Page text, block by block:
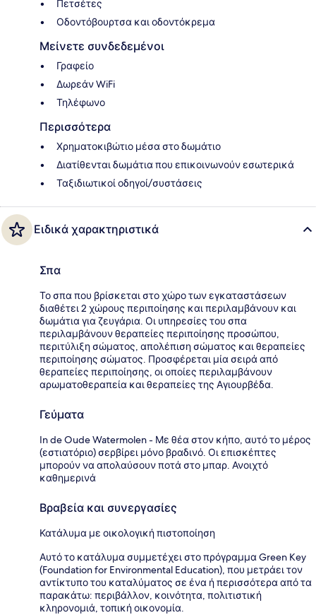
Πετσέτες
Οδοντόβουρτσα και οδοντόκρεμα
Μείνετε συνδεδεμένοι
Γραφείο
Δωρεάν WiFi
Τηλέφωνο
Περισσότερα
Χρηματοκιβώτιο μέσα στο δωμάτιο
Διατίθενται δωμάτια που επικοινωνούν εσωτερικά
Ταξιδιωτικοί οδηγοί/συστάσεις
Ειδικά χαρακτηριστικά
Σπα
Το σπα που βρίσκεται στο χώρο των εγκαταστάσεων
διαθέτει 2 χώρους περιποίησης και περιλαμβάνουν και
δωμάτια για ζευγάρια. Οι υπηρεσίες του σπα
περιλαμβάνουν θεραπείες περιποίησης προσώπου,
περιτύλιξη σώματος, απολέπιση σώματος και θεραπείες
περιποίησης σώματος. Προσφέρεται μία σειρά από
θεραπείες περιποίησης, οι οποίες περιλαμβάνουν
αρωματοθεραπεία και θεραπείες της Αγιουρβέδα.
Γεύματα
In de Oude Watermolen - Με θέα στον κήπο, αυτό το μέρος
(εστιατόριο) σερβίρει μόνο βραδινό. Οι επισκέπτες
μπορούν να απολαύσουν ποτά στο μπαρ. Ανοιχτό
καθημερινά
Βραβεία και συνεργασίες
Κατάλυμα με οικολογική πιστοποίηση
Αυτό το κατάλυμα συμμετέχει στο πρόγραμμα Green Key
(Foundation for Environmental Education), που μετράει τον
αντίκτυπο του καταλύματος σε ένα ή περισσότερα από τα
παρακάτω: περιβάλλον, κοινότητα, πολιτιστική
κληρονομιά, τοπική οικονομία.